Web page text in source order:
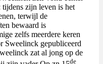
zijn leven is het
terwijl de
bewaard is
zelfs meerdere keren
Sweelinck gepubliceerd
zat al jong op de
de